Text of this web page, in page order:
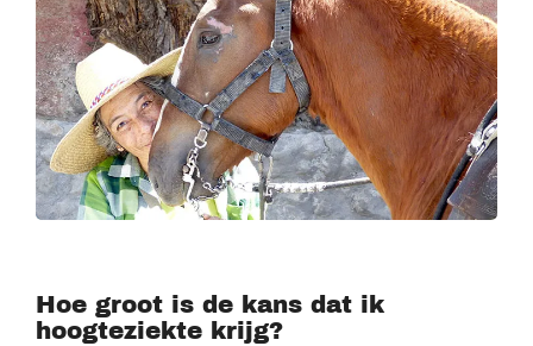
Hoe groot is de kans dat ik
hoogteziekte krijg?